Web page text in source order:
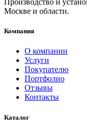
Производство и
Москве и области.
Компания
О компании
Услуги
Покупателю
Портфолио
Отзывы
Контакты
Каталог